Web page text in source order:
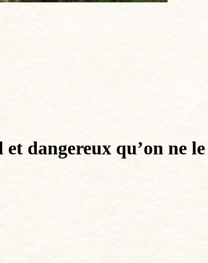
dangereux qu’on ne le